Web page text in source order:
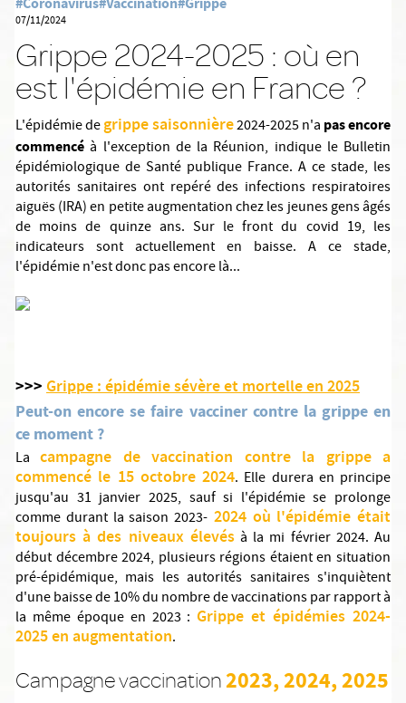
07/11/2024
Grippe 2024-2025 : où en
est l'épidémie en France ?
L'épidémie degrippe saisonnière2024-2025 n'a pas encore
commencé à l'exception de la Réunion, indique le Bulletin
épidémiologique de Santé publique France. A ce stade, les
autorités sanitaires ont repéré des infections respiratoires
aiguës (IRA) en petite augmentation chez les jeunes gens âgés
de moins de quinze ans. Sur le front du covid 19, les
indicateurs sont actuellement en baisse. A ce stade,
l'épidémie n'est donc pas encore là...
>>> Grippe : épidémie sévère et mortelle en 2025
Peut-on encore se faire vacciner contre la grippe en
ce moment ?
Lacampagne de vaccination contre la grippe a
commencé le 15 octobre 2024. Elle durera en principe
jusqu'au 31 janvier 2025, sauf si l'épidémie se prolonge
comme durant la saison 2023- 2024 où l'épidémie était
toujours à des niveaux élevésà la mi février 2024. Au
début décembre 2024, plusieurs régions étaient en situation
pré-épidémique, mais les autorités sanitaires s'inquiètent
d'une baisse de 10% du nombre de vaccinations par rapport à
la même époque en 2023 :Grippe et épidémies 2024-
2025 en augmentation.
Campagne vaccination2023, 2024, 2025